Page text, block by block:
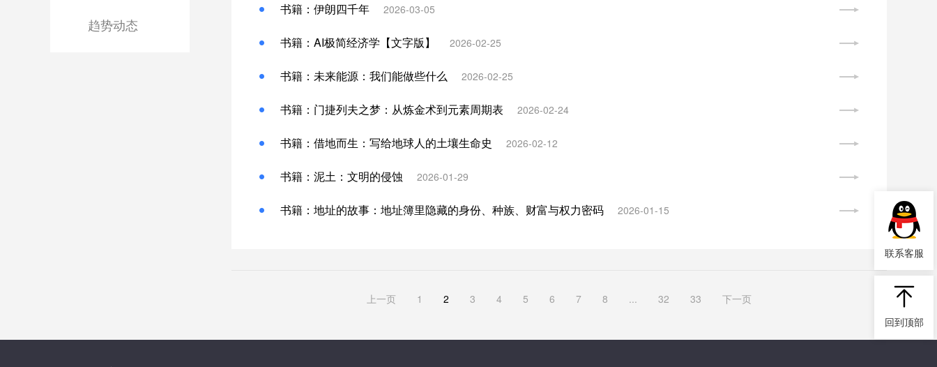
趋势动态
书籍：伊朗四千年 2026-03-05
书籍：AI极简经济学【文字版】 2026-02-25
书籍：未来能源：我们能做些什么 2026-02-25
书籍：门捷列夫之梦：从炼金术到元素周期表 2026-02-24
书籍：借地而生：写给地球人的土壤生命史 2026-02-12
书籍：泥土：文明的侵蚀 2026-01-29
书籍：地址的故事：地址簿里隐藏的身份、种族、财富与权力密码 2026-01-15
上一页 1 2 3 4 5 6 7 8 ... 32 33 下一页
联系客服
回到顶部